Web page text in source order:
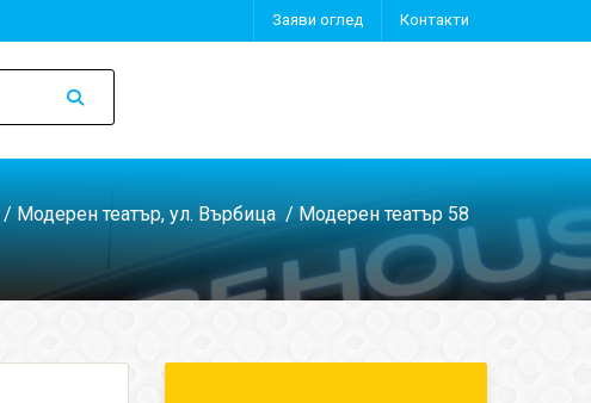
Заяви оглед Контакти
/ Модерен театър, ул. Върбица / Модерен театър 58